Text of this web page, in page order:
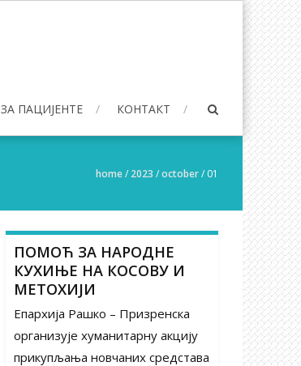
ЗА ПАЦИЈЕНТЕ КОНТАКТ
home/ 2023 /october/ 01
ПОМОЋ ЗА НАРОДНЕ
КУХИЊЕ НА КОСОВУ И
МЕТОХИЈИ
Епархија Рашко – Призренска
организује хуманитарну акцију
прикупљања новчаних средстава